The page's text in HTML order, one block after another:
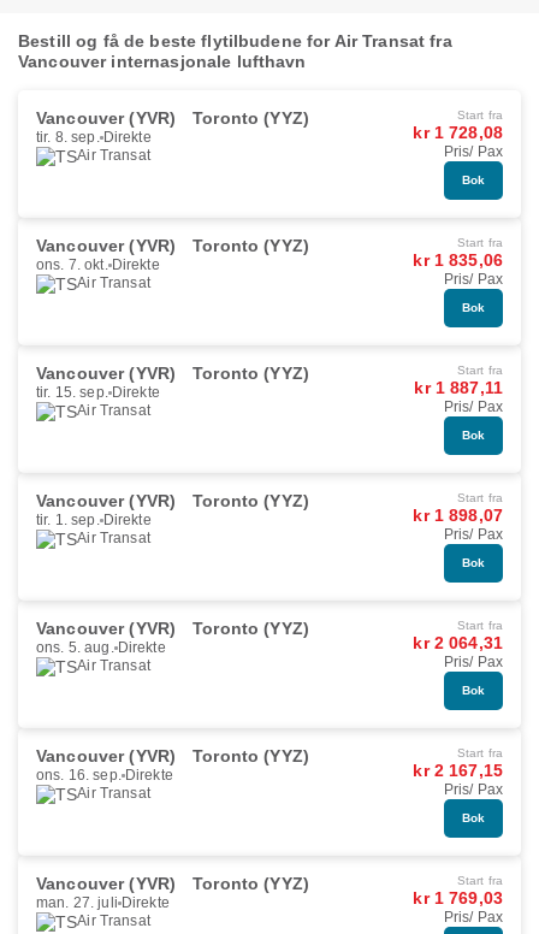
Bestill og få de beste flytilbudene for Air Transat fra
Vancouver internasjonale lufthavn
Vancouver (YVR) Toronto (YYZ)
tir. 8. sep. Direkte
Air Transat
Start fra
kr 1 728,08
Pris/ Pax
Bok
Vancouver (YVR) Toronto (YYZ)
ons. 7. okt. Direkte
Air Transat
Start fra
kr 1 835,06
Pris/ Pax
Bok
Vancouver (YVR) Toronto (YYZ)
tir. 15. sep. Direkte
Air Transat
Start fra
kr 1 887,11
Pris/ Pax
Bok
Vancouver (YVR) Toronto (YYZ)
tir. 1. sep. Direkte
Air Transat
Start fra
kr 1 898,07
Pris/ Pax
Bok
Vancouver (YVR) Toronto (YYZ)
ons. 5. aug. Direkte
Air Transat
Start fra
kr 2 064,31
Pris/ Pax
Bok
Vancouver (YVR) Toronto (YYZ)
ons. 16. sep. Direkte
Air Transat
Start fra
kr 2 167,15
Pris/ Pax
Bok
Vancouver (YVR) Toronto (YYZ)
man. 27. juli Direkte
Air Transat
Start fra
kr 1 769,03
Pris/ Pax